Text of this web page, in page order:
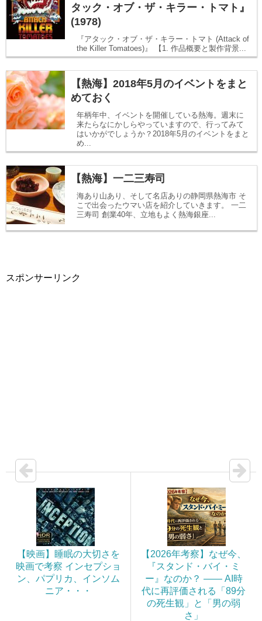
タック・オブ・ザ・キラー・トマト』
(1978)
『アタック・オブ・ザ・キラー・トマト (Attack of
the Killer Tomatoes)』 【1. 作品概要と製作背景...
【熱海】2018年5月のイベントをまと
めておく
年柄年中、イベントを開催している熱海。週末に
来たらなにかしらやっていますので、行ってみて
はいかがでしょうか？2018年5月のイベントをまと
め...
【熱海】一二三寿司
海あり山あり、そして名店ありの静岡県熱海市 そ
こで出会ったウマい店を紹介していきます。 一二
三寿司 創業40年、立地もよく熱海銀座...
スポンサーリンク
【映画】睡眠の大切さを
映画で考察 インセプショ
ン、パプリカ、インソム
ニア・・・
【2026年考察】なぜ今、
『スタンド・バイ・ミ
ー』なのか？ —— AI時
代に再評価される「89分
の死生観」と「男の弱
さ」